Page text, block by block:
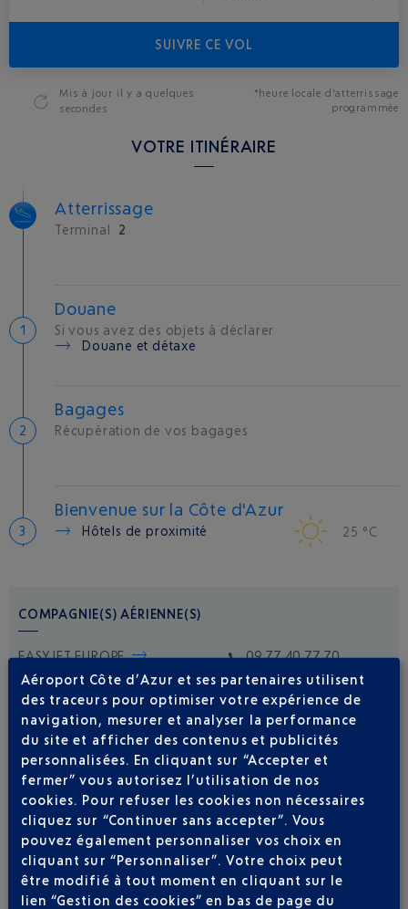
SUIVRE CE VOL
Mis à jour il y a quelques
secondes
*heure locale d'atterrissage
programmée
VOTRE ITINÉRAIRE
Atterrissage
Terminal 2
Douane
Si vous avez des objets à déclarer
Douane et détaxe
Bagages
Récupération de vos bagages
Bienvenue sur la Côte d'Azur
Hôtels de proximité 25 °C
COMPAGNIE(S) AÉRIENNE(S)
EASYJET EUROPE 09 77 40 77 70
Soyez notifié(e) de
toutes les évolutions
pour ce vol
Aéroport Côte d’Azur et ses partenaires utilisent
des traceurs pour optimiser votre expérience de
navigation, mesurer et analyser la performance
du site et afficher des contenus et publicités
personnalisées. En cliquant sur “Accepter et
fermer” vous autorisez l’utilisation de nos
cookies. Pour refuser les cookies non nécessaires
cliquez sur “Continuer sans accepter”. Vous
pouvez également personnaliser vos choix en
cliquant sur “Personnaliser”. Votre choix peut
être modifié à tout moment en cliquant sur le
lien “Gestion des cookies” en bas de page du